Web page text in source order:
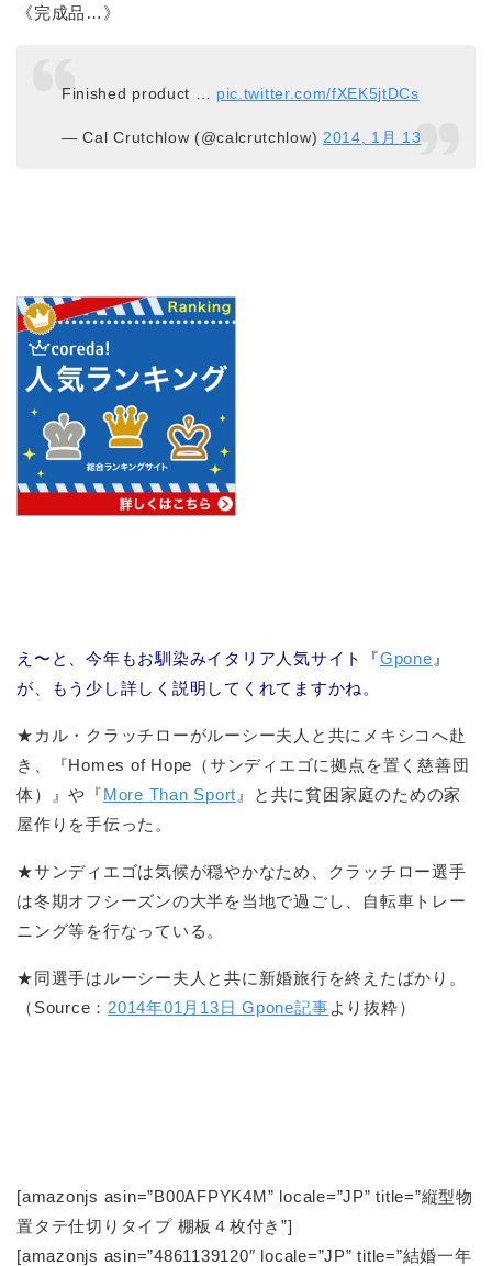
《完成品…》
Finished product … pic.twitter.com/fXEK5jtDCs
— Cal Crutchlow (@calcrutchlow) 2014, 1月 13
え〜と、今年もお馴染みイタリア人気サイト『Gpone 』
が、もう少し詳しく説明してくれてますかね。
★カル・クラッチローがルーシー夫人と共にメキシコへ赴
き、『Homes of Hope（サンディエゴに拠点を置く慈善団
体）』や『More Than Sport 』と共に貧困家庭のための家
屋作りを手伝った。
★サンディエゴは気候が穏やかなため、クラッチロー選手
は冬期オフシーズンの大半を当地で過ごし、自転車トレー
ニング等を行なっている。
★同選手はルーシー夫人と共に新婚旅行を終えたばかり。
（Source： 2014年01月13日 Gpone記事より抜粋）
[amazonjs asin=”B00AFPYK4M” locale=”JP” title=”縦型物
置タテ仕切りタイプ 棚板４枚付き”]
[amazonjs asin=”4861139120″ locale=”JP” title=”結婚一年